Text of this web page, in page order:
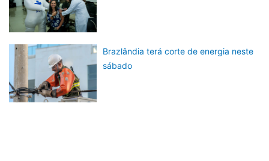
Brazlândia terá corte de energia neste
sábado